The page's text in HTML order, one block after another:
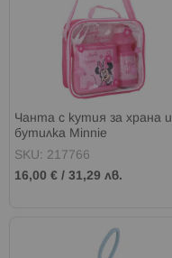
Чанта с кутия за храна и
бутилка Minnie
SKU: 217766
16,00 € / 31,29 лв.